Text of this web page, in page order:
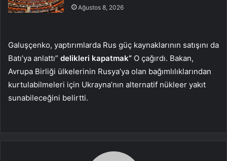
Ağustos 8, 2026
Galuşçenko, yaptırımlarda Rus güç kaynaklarının satışını da
Batı’ya anlattı” delikleri kapatmak” O çağırdı. Bakan,
Avrupa Birliği ülkelerinin Rusya’ya olan bağımlılıklarından
kurtulabilmeleri için Ukrayna’nın alternatif nükleer yakıt
sunabileceğini belirtti.